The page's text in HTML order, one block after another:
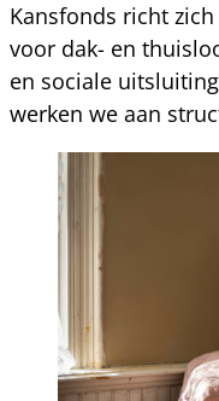
Kansfonds richt
voor dak- en
en sociale
werken we aan